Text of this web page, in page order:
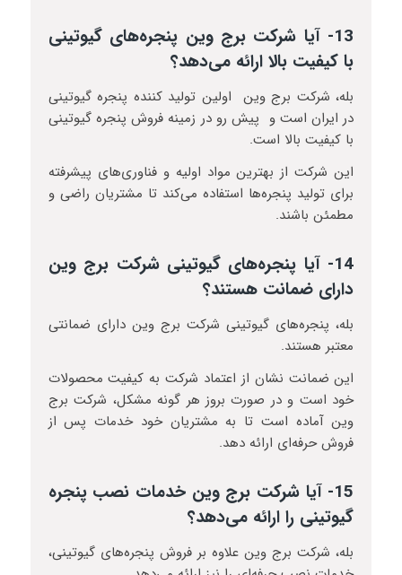
13- آیا شرکت برج وین پنجره‌های گیوتینی
با کیفیت بالا ارائه می‌دهد؟
بله، شرکت برج وین اولین تولید کننده پنجره گیوتینی
در ایران است و پیش رو در زمینه فروش پنجره گیوتینی
با کیفیت بالا است.
این شرکت از بهترین مواد اولیه و فناوری‌های پیشرفته
برای تولید پنجره‌ها استفاده می‌کند تا مشتریان راضی و
مطمئن باشند.
14- آیا پنجره‌های گیوتینی شرکت برج وین
دارای ضمانت هستند؟
بله، پنجره‌های گیوتینی شرکت برج وین دارای ضمانتی
معتبر هستند.
این ضمانت نشان از اعتماد شرکت به کیفیت محصولات
خود است و در صورت بروز هر گونه مشکل، شرکت برج
وین آماده است تا به مشتریان خود خدمات پس از
فروش حرفه‌ای ارائه دهد.
15- آیا شرکت برج وین خدمات نصب پنجره
گیوتینی را ارائه می‌دهد؟
بله، شرکت برج وین علاوه بر فروش پنجره‌های گیوتینی،